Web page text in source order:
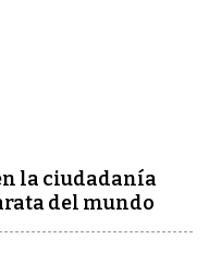
la ciudadanía
del mundo